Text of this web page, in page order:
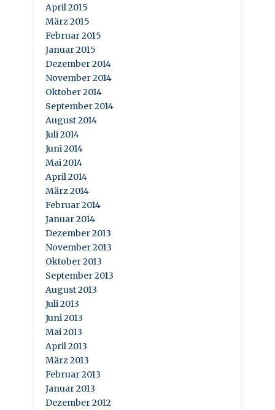
April 2015
März 2015
Februar 2015
Januar 2015
Dezember 2014
November 2014
Oktober 2014
September 2014
August 2014
Juli 2014
Juni 2014
Mai 2014
April 2014
März 2014
Februar 2014
Januar 2014
Dezember 2013
November 2013
Oktober 2013
September 2013
August 2013
Juli 2013
Juni 2013
Mai 2013
April 2013
März 2013
Februar 2013
Januar 2013
Dezember 2012